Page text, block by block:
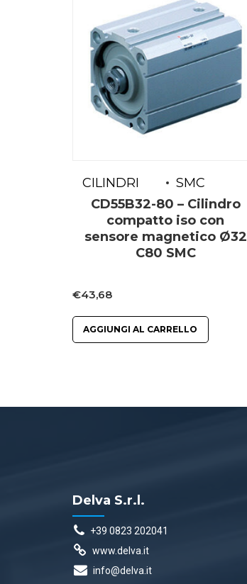
CILINDRI
SMC
CD55B32-80 – Cilindro
compatto iso con
sensore magnetico Ø32
C80 SMC
€43,68
AGGIUNGI AL CARRELLO
Delva S.r.l.
+39 0823 202041
www.delva.it
info@delva.it